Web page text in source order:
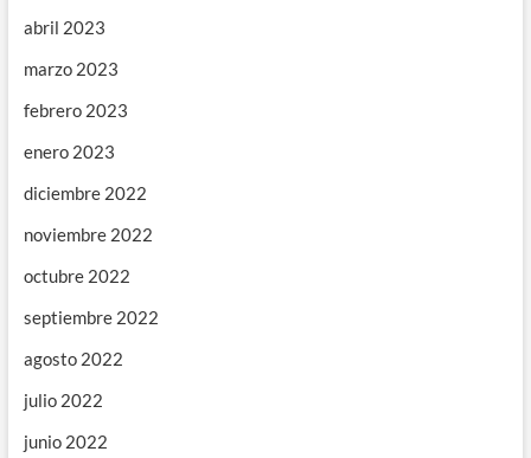
abril 2023
marzo 2023
febrero 2023
enero 2023
diciembre 2022
noviembre 2022
octubre 2022
septiembre 2022
agosto 2022
julio 2022
junio 2022